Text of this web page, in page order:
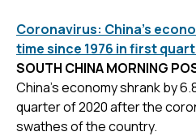
Coronavirus: China’s
time since 1976 in first
SOUTH CHINA MORNING
China’s economy shrank by
quarter of 2020 after the
swathes of the country.